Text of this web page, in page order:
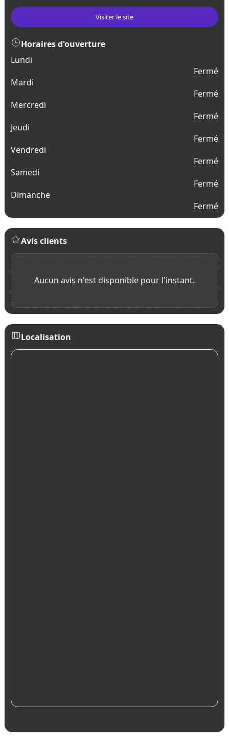
Visiter le site
Horaires d'ouverture
Lundi
Fermé
Mardi
Fermé
Mercredi
Fermé
Jeudi
Fermé
Vendredi
Fermé
Samedi
Fermé
Dimanche
Fermé
Avis clients
Aucun avis n'est disponible pour l'instant.
Localisation